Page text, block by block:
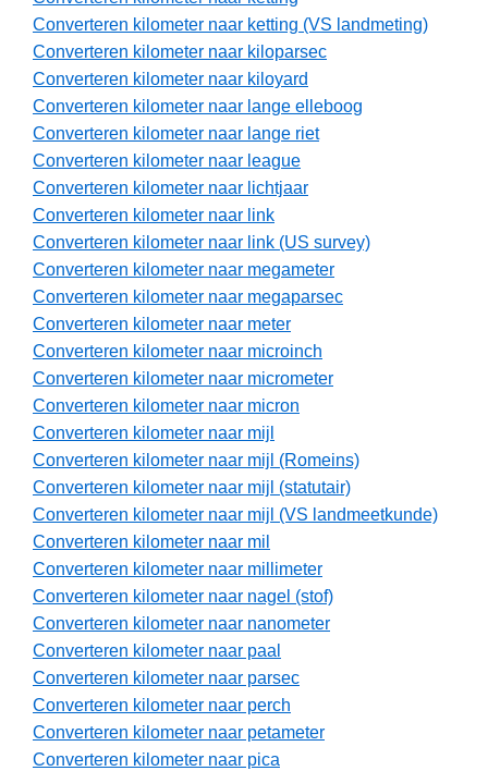
Converteren kilometer naar ketting (VS landmeting)
Converteren kilometer naar kiloparsec
Converteren kilometer naar kiloyard
Converteren kilometer naar lange elleboog
Converteren kilometer naar lange riet
Converteren kilometer naar league
Converteren kilometer naar lichtjaar
Converteren kilometer naar link
Converteren kilometer naar link (US survey)
Converteren kilometer naar megameter
Converteren kilometer naar megaparsec
Converteren kilometer naar meter
Converteren kilometer naar microinch
Converteren kilometer naar micrometer
Converteren kilometer naar micron
Converteren kilometer naar mijl
Converteren kilometer naar mijl (Romeins)
Converteren kilometer naar mijl (statutair)
Converteren kilometer naar mijl (VS landmeetkunde)
Converteren kilometer naar mil
Converteren kilometer naar millimeter
Converteren kilometer naar nagel (stof)
Converteren kilometer naar nanometer
Converteren kilometer naar paal
Converteren kilometer naar parsec
Converteren kilometer naar perch
Converteren kilometer naar petameter
Converteren kilometer naar pica